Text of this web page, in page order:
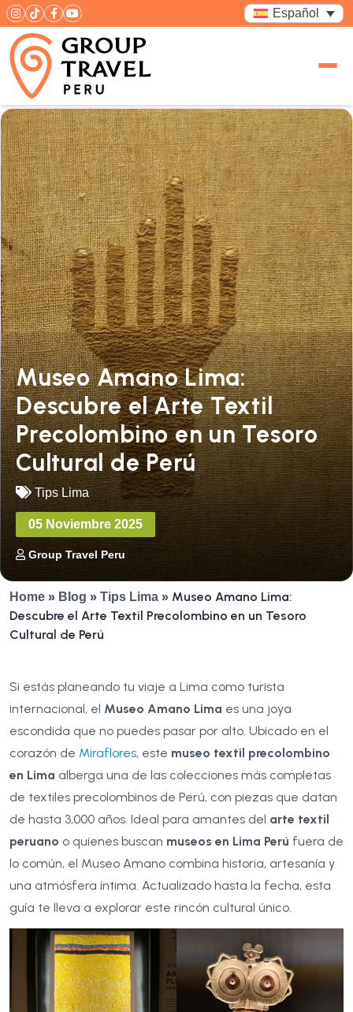
Español
Museo Amano Lima:
Descubre el Arte Textil
Precolombino en un Tesoro
Cultural de Perú
Tips Lima
05 Noviembre 2025
Group Travel Peru
Home » Blog » Tips Lima » Museo Amano Lima:
Descubre el Arte Textil Precolombino en un Tesoro
Cultural de Perú
Si estás planeando tu viaje a Lima como turista
internacional, el Museo Amano Lima es una joya
escondida que no puedes pasar por alto. Ubicado en el
corazón de Miraflores, este museo textil precolombino
en Lima alberga una de las colecciones más completas
de textiles precolombinos de Perú, con piezas que datan
de hasta 3,000 años. Ideal para amantes del arte textil
peruano o quienes buscan museos en Lima Perú fuera de
lo común, el Museo Amano combina historia, artesanía y
una atmósfera íntima. Actualizado hasta la fecha, esta
guía te lleva a explorar este rincón cultural único.